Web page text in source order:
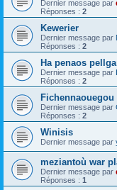
Dernier message par
Réponses : 2
Kewerier
Dernier message par
Réponses : 2
Ha penaos
Dernier message par
Réponses : 2
Fichennaouegou
Dernier message par
Réponses : 2
Winisis
Dernier message par
meziantoù war
Dernier message par
Réponses : 1